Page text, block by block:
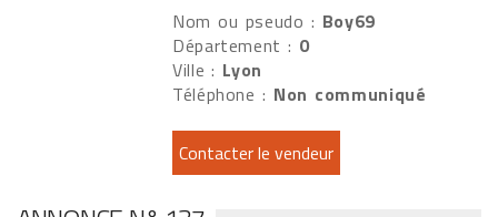
Nom ou pseudo : Boy69
Département : 0
Ville : Lyon
Téléphone : Non communiqué